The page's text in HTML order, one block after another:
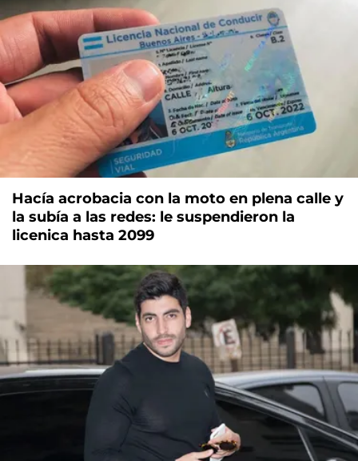
Hacía acrobacia con la moto en plena calle y
la subía a las redes: le suspendieron la
licenica hasta 2099